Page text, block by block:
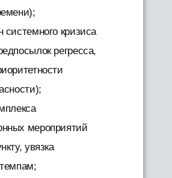
системного кризиса
регресса,
мероприятий
увязка